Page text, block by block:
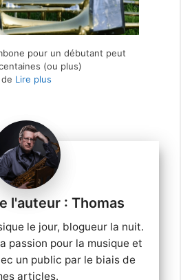
pour un débutant peut
(ou plus)
Lire plus
Thomas
le jour, blogueur la nuit.
passion pour la musique et
un public par le biais de
articles.